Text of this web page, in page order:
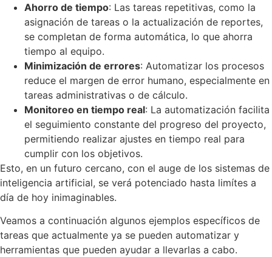
Ahorro de tiempo: Las tareas repetitivas, como la
asignación de tareas o la actualización de reportes,
se completan de forma automática, lo que ahorra
tiempo al equipo.
Minimización de errores: Automatizar los procesos
reduce el margen de error humano, especialmente en
tareas administrativas o de cálculo.
Monitoreo en tiempo real: La automatización facilita
el seguimiento constante del progreso del proyecto,
permitiendo realizar ajustes en tiempo real para
cumplir con los objetivos.
Esto, en un futuro cercano, con el auge de los sistemas de
inteligencia artificial, se verá potenciado hasta limítes a
día de hoy inimaginables.
Veamos a continuación algunos ejemplos específicos de
tareas que actualmente ya se pueden automatizar y
herramientas que pueden ayudar a llevarlas a cabo.